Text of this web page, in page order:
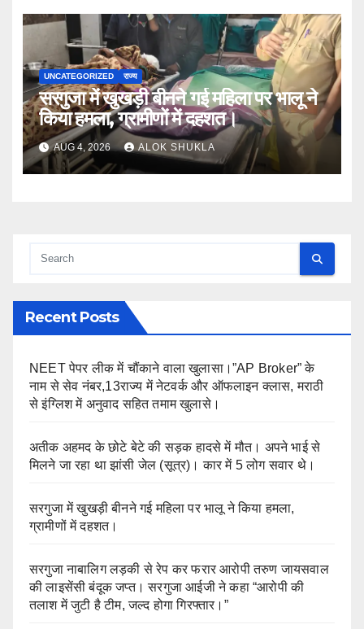
UNCATEGORIZED राज्य
सरगुजा में खुखड़ी बीनने गई महिला पर भालू ने
किया हमला, ग्रामीणों में दहशत।
AUG 4, 2026 ALOK SHUKLA
Recent Posts
NEET पेपर लीक में चौंकाने वाला खुलासा।”AP Broker” के
नाम से सेव नंबर,13राज्य में नेटवर्क और ऑफलाइन क्लास, मराठी
से इंग्लिश में अनुवाद सहित तमाम खुलासे।
अतीक अहमद के छोटे बेटे की सड़क हादसे में मौत। अपने भाई से
मिलने जा रहा था झांसी जेल (सूत्र)। कार में 5 लोग सवार थे।
सरगुजा में खुखड़ी बीनने गई महिला पर भालू ने किया हमला,
ग्रामीणों में दहशत।
सरगुजा नाबालिग लड़की से रेप कर फरार आरोपी तरुण जायसवाल
की लाइसेंसी बंदूक जप्त। सरगुजा आईजी ने कहा “आरोपी की
तलाश में जुटी है टीम, जल्द होगा गिरफ्तार।”